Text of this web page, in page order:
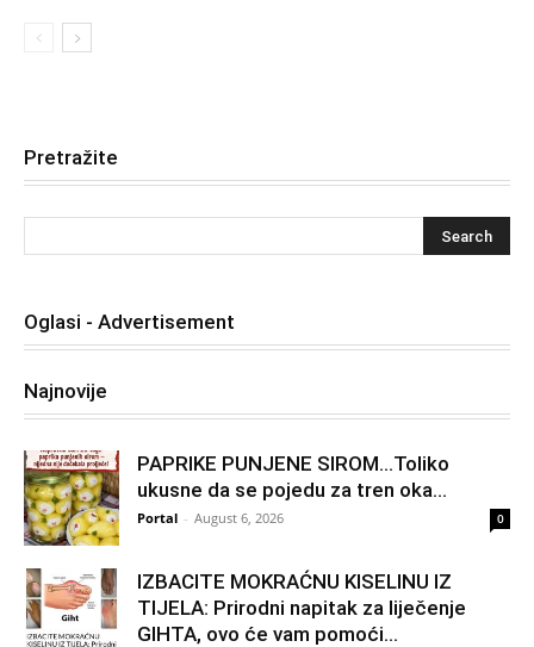
Pretražite
Oglasi - Advertisement
Najnovije
PAPRIKE PUNJENE SIROM…Toliko
ukusne da se pojedu za tren oka…
Portal - August 6, 2026 0
IZBACITE MOKRAĆNU KISELINU IZ
TIJELA: Prirodni napitak za liječenje
GIHTA, ovo će vam pomoći...